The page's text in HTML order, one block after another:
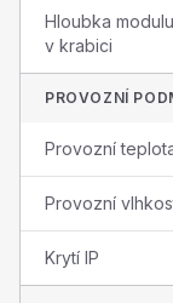
Hloubka modulu
v krabici
PROVOZNÍ
Provozní
Provozní
Krytí IP